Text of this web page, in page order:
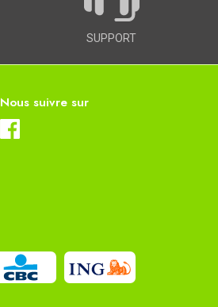
SUPPORT
Nous suivre sur